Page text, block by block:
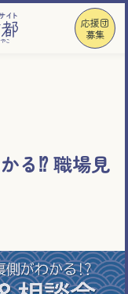
応援団
募集
る⁉ 職場見